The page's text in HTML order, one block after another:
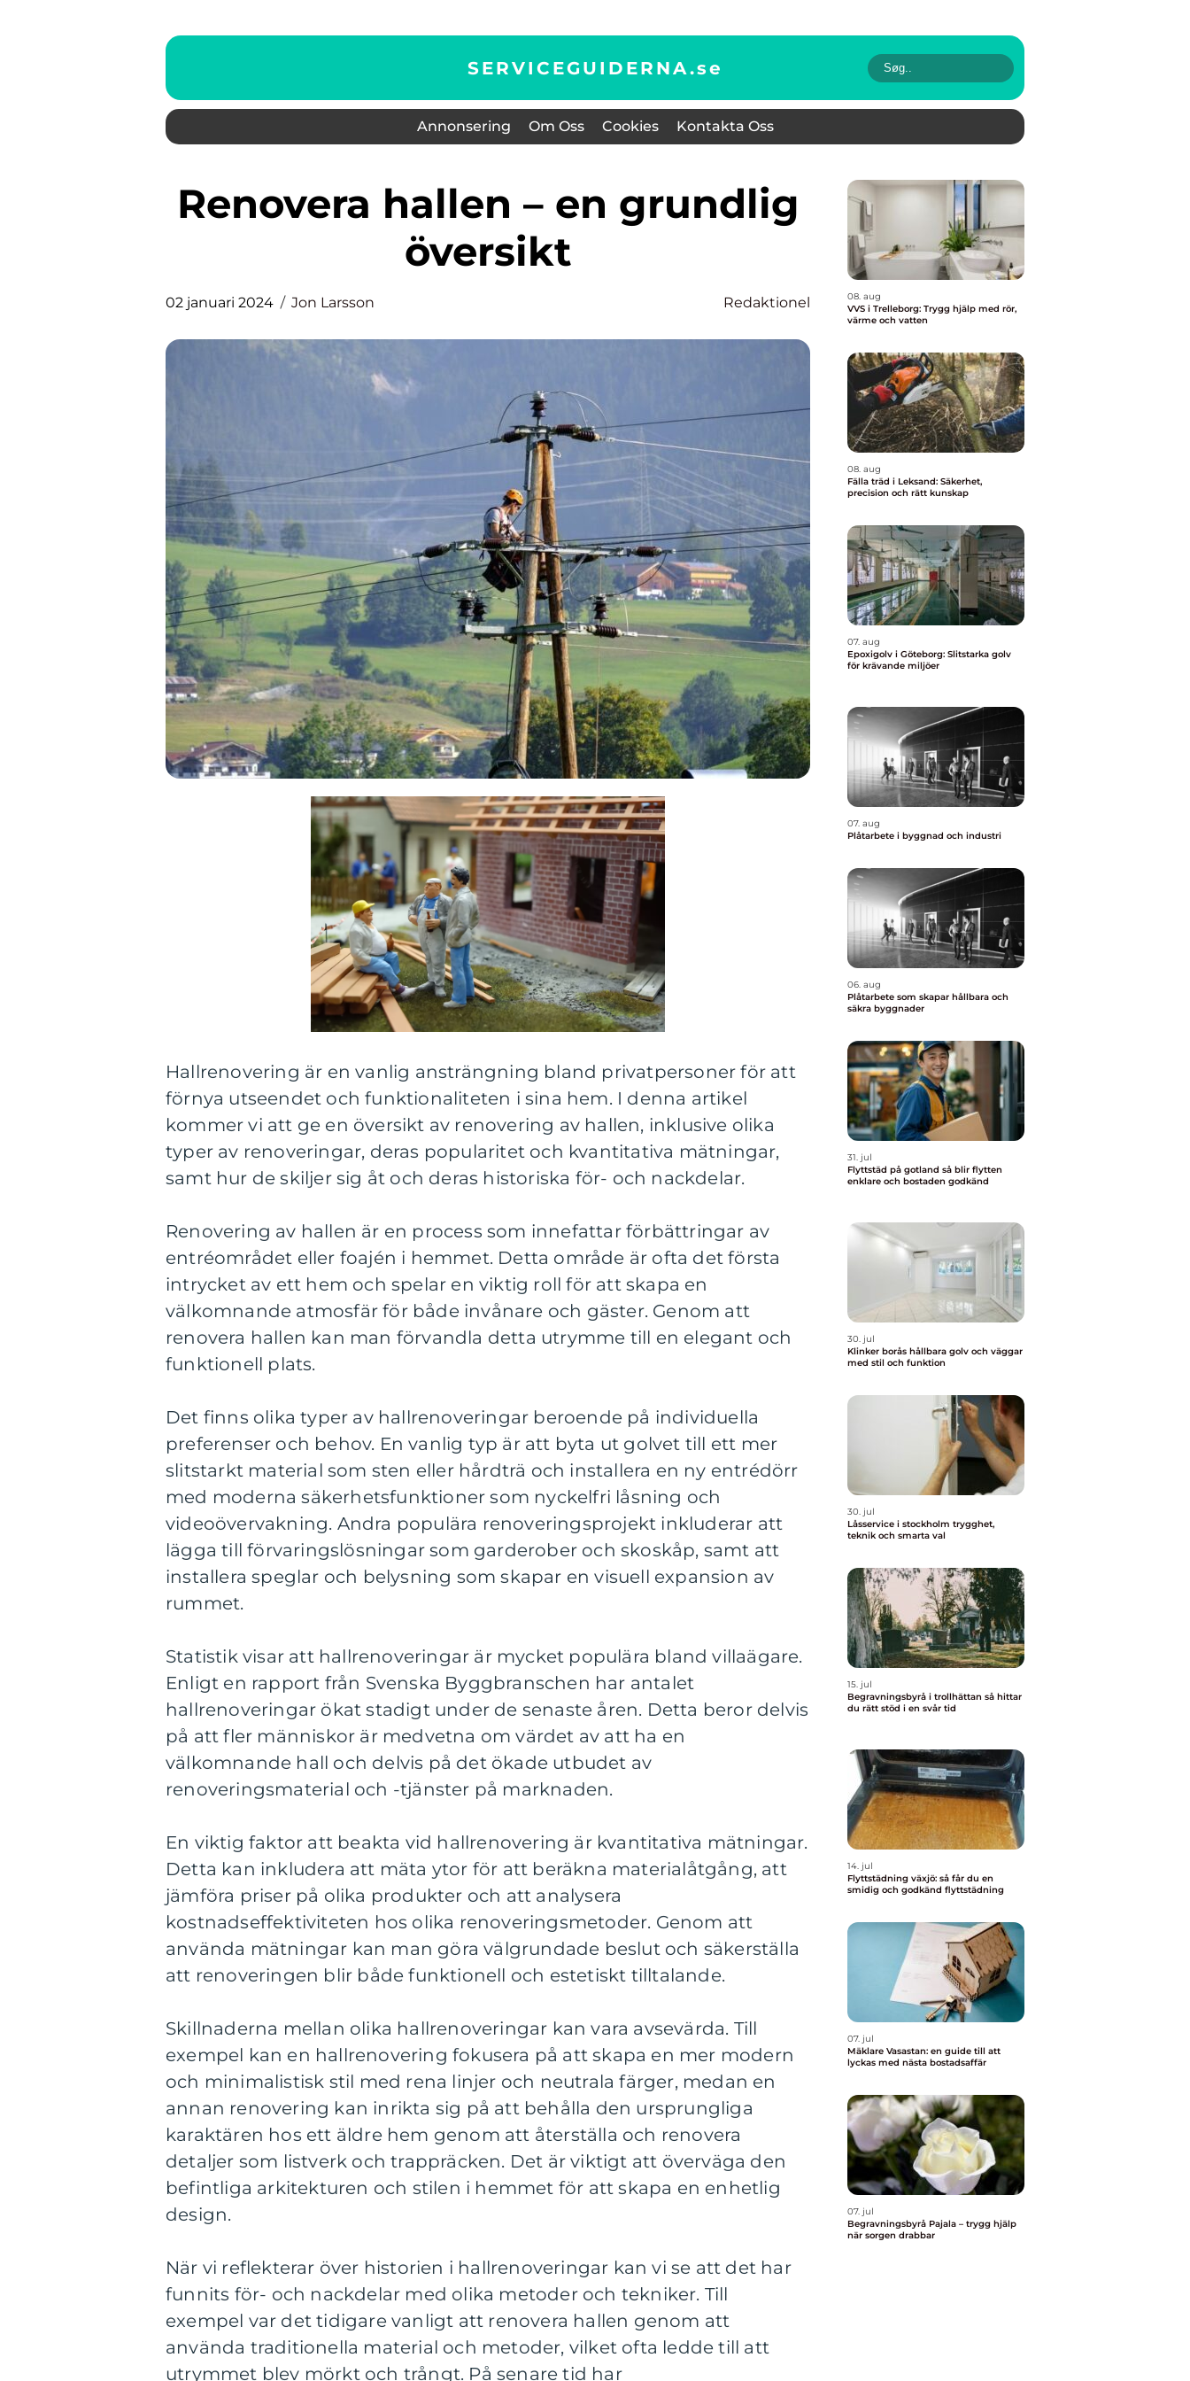
SERVICEGUIDERNA.se
Annonsering Om Oss Cookies Kontakta Oss
Renovera hallen – en grundlig
översikt
02 januari 2024 Jon Larsson Redaktionel
Hallrenovering är en vanlig ansträngning bland privatpersoner för att
förnya utseendet och funktionaliteten i sina hem. I denna artikel
kommer vi att ge en översikt av renovering av hallen, inklusive olika
typer av renoveringar, deras popularitet och kvantitativa mätningar,
samt hur de skiljer sig åt och deras historiska för- och nackdelar.
Renovering av hallen är en process som innefattar förbättringar av
entréområdet eller foajén i hemmet. Detta område är ofta det första
intrycket av ett hem och spelar en viktig roll för att skapa en
välkomnande atmosfär för både invånare och gäster. Genom att
renovera hallen kan man förvandla detta utrymme till en elegant och
funktionell plats.
Det finns olika typer av hallrenoveringar beroende på individuella
preferenser och behov. En vanlig typ är att byta ut golvet till ett mer
slitstarkt material som sten eller hårdträ och installera en ny entrédörr
med moderna säkerhetsfunktioner som nyckelfri låsning och
videoövervakning. Andra populära renoveringsprojekt inkluderar att
lägga till förvaringslösningar som garderober och skoskåp, samt att
installera speglar och belysning som skapar en visuell expansion av
rummet.
Statistik visar att hallrenoveringar är mycket populära bland villaägare.
Enligt en rapport från Svenska Byggbranschen har antalet
hallrenoveringar ökat stadigt under de senaste åren. Detta beror delvis
på att fler människor är medvetna om värdet av att ha en
välkomnande hall och delvis på det ökade utbudet av
renoveringsmaterial och -tjänster på marknaden.
En viktig faktor att beakta vid hallrenovering är kvantitativa mätningar.
Detta kan inkludera att mäta ytor för att beräkna materialåtgång, att
jämföra priser på olika produkter och att analysera
kostnadseffektiviteten hos olika renoveringsmetoder. Genom att
använda mätningar kan man göra välgrundade beslut och säkerställa
att renoveringen blir både funktionell och estetiskt tilltalande.
Skillnaderna mellan olika hallrenoveringar kan vara avsevärda. Till
exempel kan en hallrenovering fokusera på att skapa en mer modern
och minimalistisk stil med rena linjer och neutrala färger, medan en
annan renovering kan inrikta sig på att behålla den ursprungliga
karaktären hos ett äldre hem genom att återställa och renovera
detaljer som listverk och trappräcken. Det är viktigt att överväga den
befintliga arkitekturen och stilen i hemmet för att skapa en enhetlig
design.
När vi reflekterar över historien i hallrenoveringar kan vi se att det har
funnits för- och nackdelar med olika metoder och tekniker. Till
exempel var det tidigare vanligt att renovera hallen genom att
använda traditionella material och metoder, vilket ofta ledde till att
utrymmet blev mörkt och trångt. På senare tid har
08. aug
VVS i Trelleborg: Trygg hjälp med rör,
värme och vatten
08. aug
Fälla träd i Leksand: Säkerhet,
precision och rätt kunskap
07. aug
Epoxigolv i Göteborg: Slitstarka golv
för krävande miljöer
07. aug
Plåtarbete i byggnad och industri
06. aug
Plåtarbete som skapar hållbara och
säkra byggnader
31. jul
Flyttstäd på gotland så blir flytten
enklare och bostaden godkänd
30. jul
Klinker borås hållbara golv och väggar
med stil och funktion
30. jul
Låsservice i stockholm trygghet,
teknik och smarta val
15. jul
Begravningsbyrå i trollhättan så hittar
du rätt stöd i en svår tid
14. jul
Flyttstädning växjö: så får du en
smidig och godkänd flyttstädning
07. jul
Mäklare Vasastan: en guide till att
lyckas med nästa bostadsaffär
07. jul
Begravningsbyrå Pajala – trygg hjälp
när sorgen drabbar